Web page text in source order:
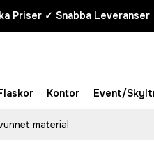
Priser ✓ Snabba Leveranser
Kontor Event/
material